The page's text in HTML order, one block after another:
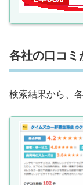
各社の口コミ
検索結果から、